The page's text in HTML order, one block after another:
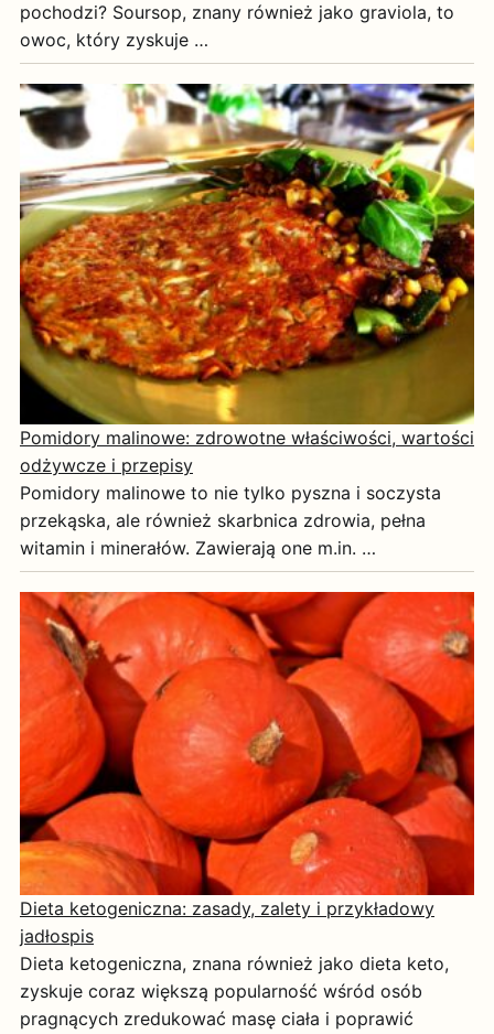
pochodzi? Soursop, znany również jako graviola, to
owoc, który zyskuje …
Pomidory malinowe: zdrowotne właściwości, wartości
odżywcze i przepisy
Pomidory malinowe to nie tylko pyszna i soczysta
przekąska, ale również skarbnica zdrowia, pełna
witamin i minerałów. Zawierają one m.in. …
Dieta ketogeniczna: zasady, zalety i przykładowy
jadłospis
Dieta ketogeniczna, znana również jako dieta keto,
zyskuje coraz większą popularność wśród osób
pragnących zredukować masę ciała i poprawić